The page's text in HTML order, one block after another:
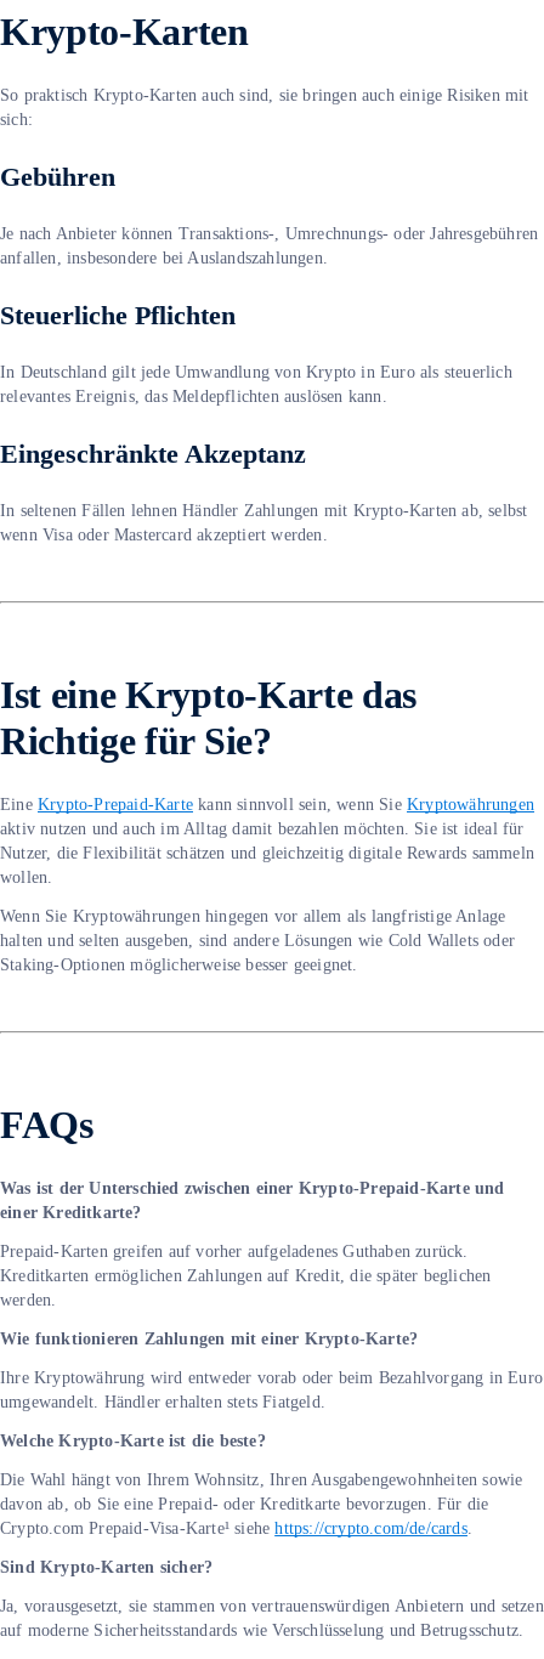
Krypto-Karten
So praktisch Krypto-Karten auch sind, sie bringen auch einige Risiken mit
sich:
Gebühren
Je nach Anbieter können Transaktions-, Umrechnungs- oder Jahresgebühren
anfallen, insbesondere bei Auslandszahlungen.
Steuerliche Pflichten
In Deutschland gilt jede Umwandlung von Krypto in Euro als steuerlich
relevantes Ereignis, das Meldepflichten auslösen kann.
Eingeschränkte Akzeptanz
In seltenen Fällen lehnen Händler Zahlungen mit Krypto-Karten ab, selbst
wenn Visa oder Mastercard akzeptiert werden.
Ist eine Krypto-Karte das
Richtige für Sie?
Eine Krypto-Prepaid-Karte kann sinnvoll sein, wenn Sie Kryptowährungen
aktiv nutzen und auch im Alltag damit bezahlen möchten. Sie ist ideal für
Nutzer, die Flexibilität schätzen und gleichzeitig digitale Rewards sammeln
wollen.
Wenn Sie Kryptowährungen hingegen vor allem als langfristige Anlage
halten und selten ausgeben, sind andere Lösungen wie Cold Wallets oder
Staking-Optionen möglicherweise besser geeignet.
FAQs
Was ist der Unterschied zwischen einer Krypto-Prepaid-Karte und
einer Kreditkarte?
Prepaid-Karten greifen auf vorher aufgeladenes Guthaben zurück.
Kreditkarten ermöglichen Zahlungen auf Kredit, die später beglichen
werden.
Wie funktionieren Zahlungen mit einer Krypto-Karte?
Ihre Kryptowährung wird entweder vorab oder beim Bezahlvorgang in Euro
umgewandelt. Händler erhalten stets Fiatgeld.
Welche Krypto-Karte ist die beste?
Die Wahl hängt von Ihrem Wohnsitz, Ihren Ausgabengewohnheiten sowie
davon ab, ob Sie eine Prepaid- oder Kreditkarte bevorzugen. Für die
Crypto.com Prepaid-Visa-Karte¹ siehehttps://crypto.com/de/cards.
Sind Krypto-Karten sicher?
Ja, vorausgesetzt, sie stammen von vertrauenswürdigen Anbietern und setzen
auf moderne Sicherheitsstandards wie Verschlüsselung und Betrugsschutz.